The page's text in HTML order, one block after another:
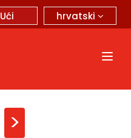
hrvatski
Ući
>